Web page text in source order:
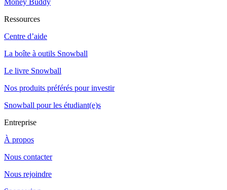
Ressources
Centre d’aide
La boîte à outils Snowball
Le livre Snowball
Nos produits préférés pour investir
Snowball pour les étudiant(e)s
Entreprise
À propos
Nous contacter
Nous rejoindre